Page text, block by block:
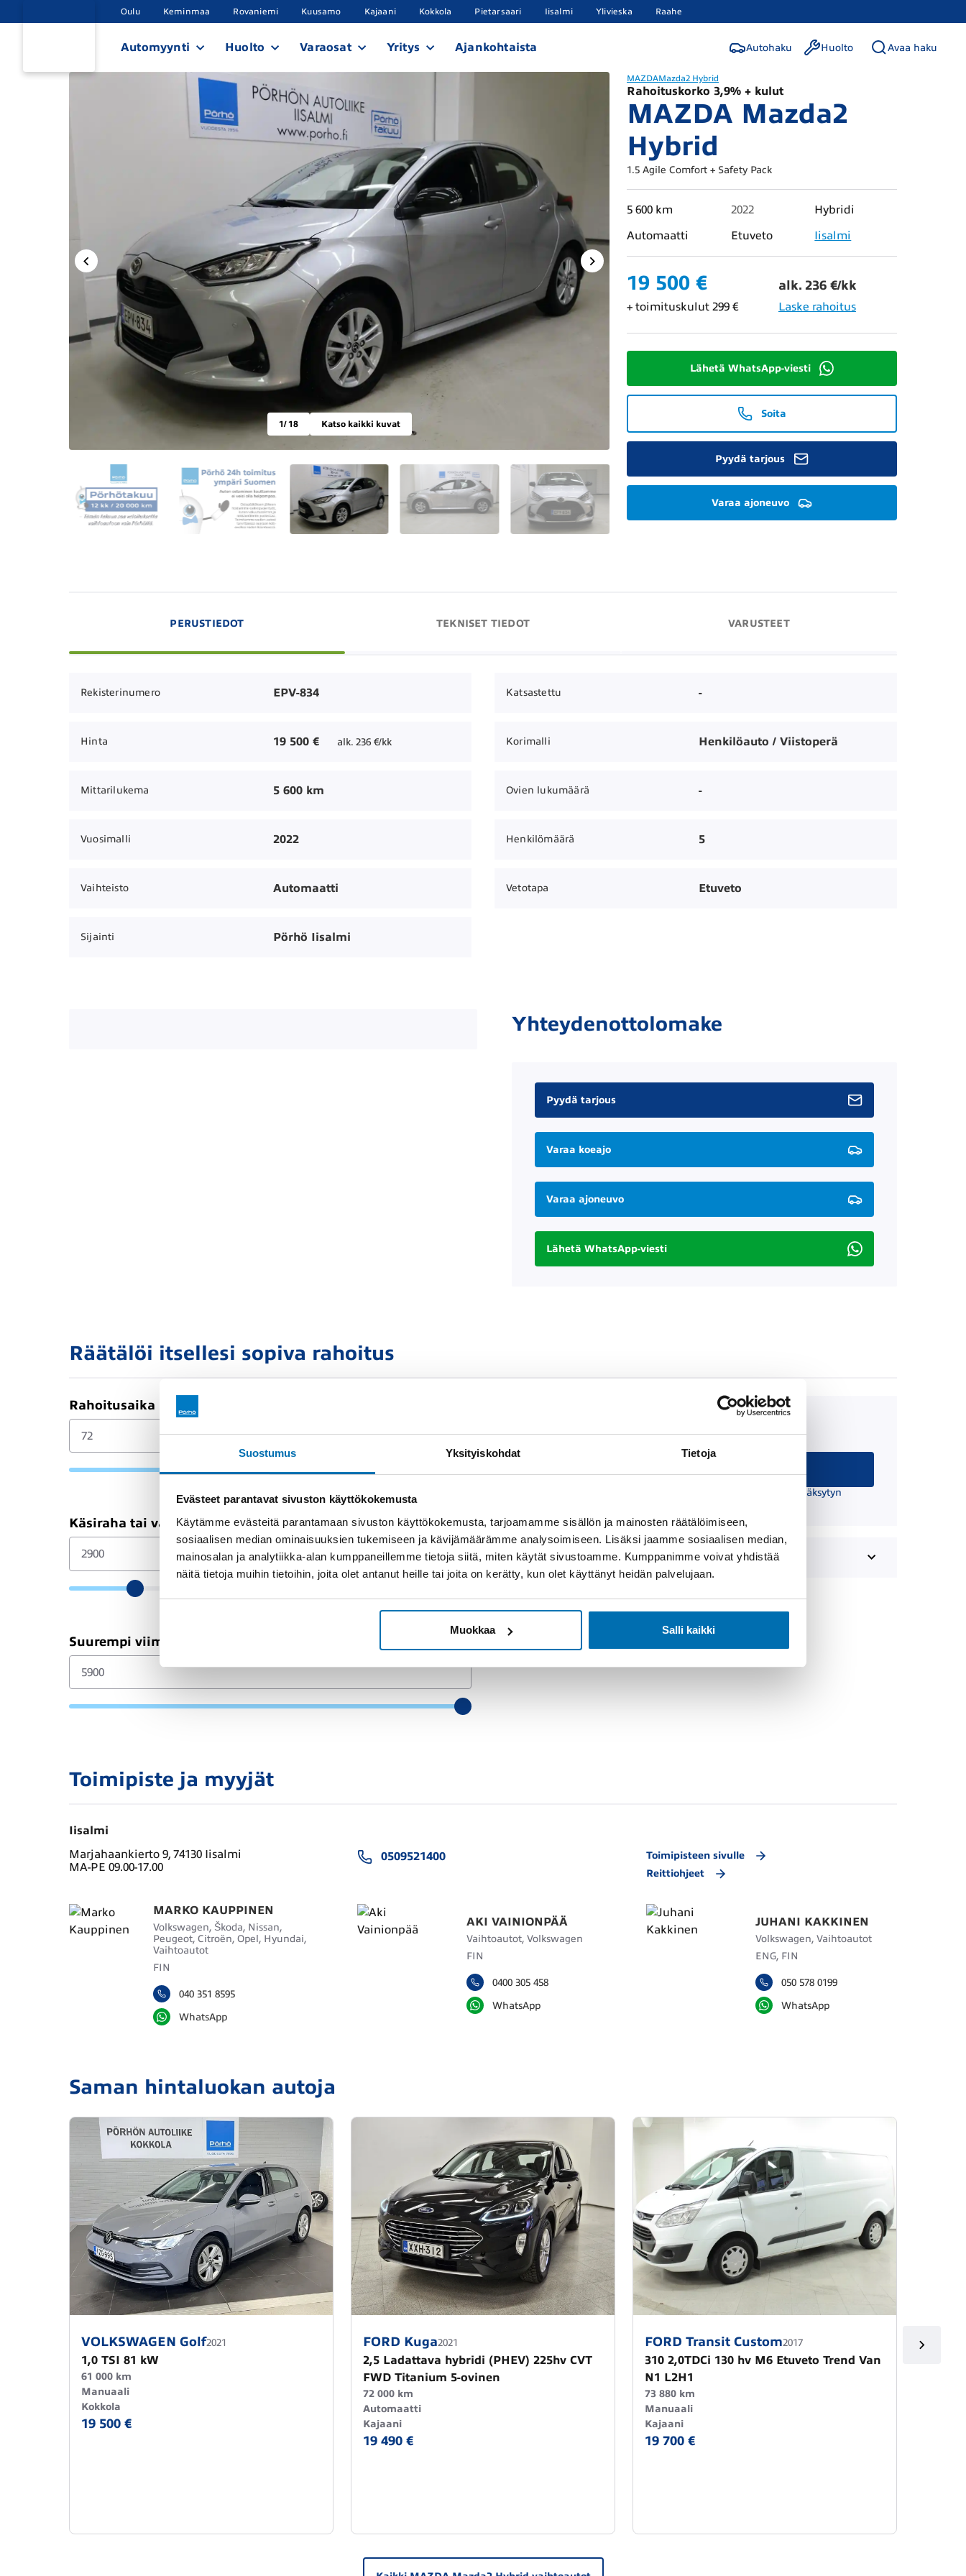
Suostumus Yksityiskohdat Tietoja
Evästeet parantavat sivuston käyttökokemusta
Käytämme evästeitä parantamaan sivuston käyttökokemusta, tarjoamamme sisällön ja mainosten räätälöimiseen,
sosiaalisen median ominaisuuksien tukemiseen ja kävijämäärämme analysoimiseen. Lisäksi jaamme sosiaalisen median,
mainosalan ja analytiikka-alan kumppaneillemme tietoja siitä, miten käytät sivustoamme. Kumppanimme voivat yhdistää
näitä tietoja muihin tietoihin, joita olet antanut heille tai joita on kerätty, kun olet käyttänyt heidän palvelujaan.
Muokkaa Salli kaikki
Oulu Keminmaa Rovaniemi Kuusamo Kajaani Kokkola Pietarsaari Iisalmi Ylivieska Raahe
Automyynti Huolto Varaosat Yritys Ajankohtaista Autohaku Huolto Avaa haku
1/ 18 Katso kaikki kuvat
MAZDAMazda2 Hybrid
Rahoituskorko 3,9% + kulut
MAZDA Mazda2
Hybrid
1.5 Agile Comfort + Safety Pack
5 600 km 2022
Hybridi
Automaatti
Etuveto Iisalmi
19 500 € alk. 236 €/kk
+ toimituskulut 299 € Laske rahoitus
Lähetä WhatsApp-viesti
Soita
Pyydä tarjous
Varaa ajoneuvo
PERUSTIEDOT TEKNISET TIEDOT VARUSTEET
Rekisterinumero EPV-834 Katsastettu -
Hinta 19 500 € alk. 236 €/kk Korimalli Henkilöauto / Viistoperä
Mittarilukema 5 600 km Ovien lukumäärä -
Vuosimalli 2022 Henkilömäärä 5
Vaihteisto Automaatti Vetotapa Etuveto
Sijainti Pörhö Iisalmi
Yhteydenottolomake
Pyydä tarjous
Varaa koeajo
Varaa ajoneuvo
Lähetä WhatsApp-viesti
Räätälöi itsellesi sopiva rahoitus
Rahoitusaika (kk)
Käsiraha tai vaihtoauto (€)
Suurempi viimeinen erä (€)
235,92 €/kk
Rahoituslaskelma on suuntaa antava ja edellyttää hyväksytyn
Näytärahoitustiedot
Toimipiste ja myyjät
Iisalmi
Marjahaankierto 9, 74130 Iisalmi
MA-PE 09.00-17.00
0509521400
Toimipisteen sivulle
Reittiohjeet
MARKO KAUPPINEN
Volkswagen, Škoda, Nissan,
Peugeot, Citroën, Opel, Hyundai,
Vaihtoautot
FIN
040 351 8595
WhatsApp
AKI VAINIONPÄÄ
Vaihtoautot, Volkswagen
FIN
0400 305 458
WhatsApp
JUHANI KAKKINEN
Volkswagen, Vaihtoautot
ENG, FIN
050 578 0199
WhatsApp
Saman hintaluokan autoja
VOLKSWAGEN Golf2021
1,0 TSI 81 kW
61 000 km
Manuaali
Kokkola
19 500 €
FORD Kuga2021
2,5 Ladattava hybridi (PHEV) 225hv CVT
FWD Titanium 5-ovinen
72 000 km
Automaatti
Kajaani
19 490 €
FORD Transit Custom2017
310 2,0TDCi 130 hv M6 Etuveto Trend Van
N1 L2H1
73 880 km
Manuaali
Kajaani
19 700 €